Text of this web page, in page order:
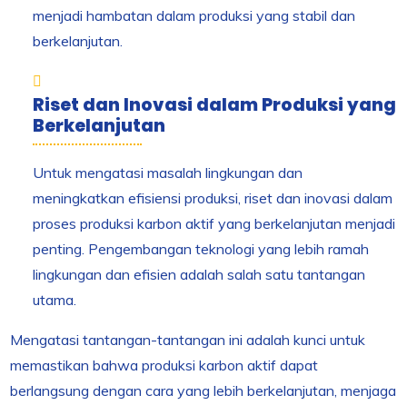
menjadi hambatan dalam produksi yang stabil dan
berkelanjutan.
Riset dan Inovasi dalam Produksi yang
Berkelanjutan
Untuk mengatasi masalah lingkungan dan
meningkatkan efisiensi produksi, riset dan inovasi dalam
proses produksi karbon aktif yang berkelanjutan menjadi
penting. Pengembangan teknologi yang lebih ramah
lingkungan dan efisien adalah salah satu tantangan
utama.
Mengatasi tantangan-tantangan ini adalah kunci untuk
memastikan bahwa produksi karbon aktif dapat
berlangsung dengan cara yang lebih berkelanjutan, menjaga